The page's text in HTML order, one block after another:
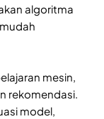
algoritma
mesin,
rekomendasi.
model,